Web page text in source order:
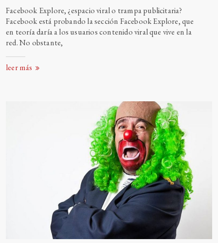
Facebook Explore, ¿espacio viral o trampa publicitaria?
Facebook está probando la sección Facebook Explore, que
en teoría daría a los usuarios contenido viral que vive en la
red. No obstante,
leer más